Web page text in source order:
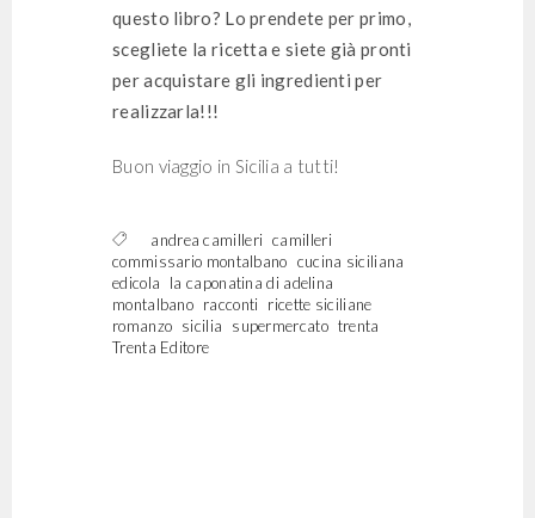
questo libro? Lo prendete per primo,
scegliete la ricetta e siete già pronti
per acquistare gli ingredienti per
realizzarla!!!
Buon viaggio in Sicilia a tutti!
andrea camilleri camilleri
commissario montalbano cucina siciliana
edicola
la caponatina di adelina
montalbano racconti
ricette siciliane
romanzo sicilia supermercato trenta
Trenta Editore